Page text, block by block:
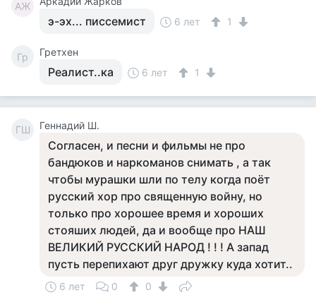
АЖ
э-эх... писсемист 6 лет 1
Гр Гретхен
Реалист..ка 6 лет 1
ГШ Геннадий Ш.
Согласен, и песни и фильмы не про
бандюков и наркоманов снимать , а так
чтобы мурашки шли по телу когда поёт
русский хор про священную войну, но
только про хорошее время и хороших
стояших людей, да и вообще про НАШ
ВЕЛИКИЙ РУССКИЙ НАРОД ! ! ! А запад
пусть перепихают друг дружку куда хотит..
6 лет 0 0